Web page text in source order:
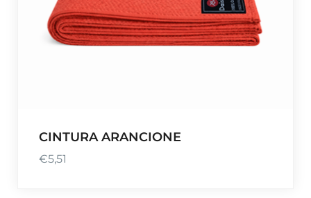
CINTURA ARANCIONE
€5,51